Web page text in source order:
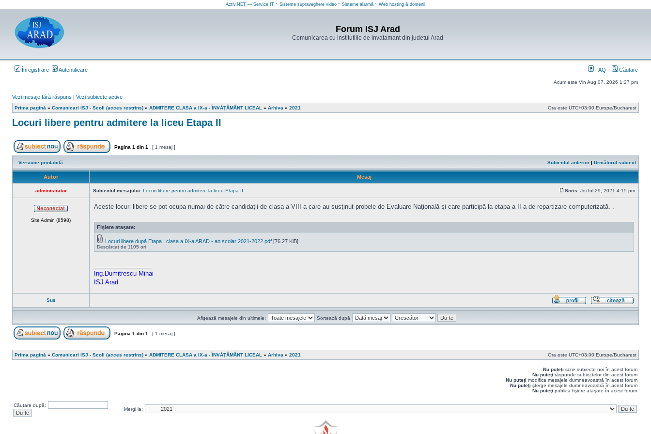
Activ.NET — Service IT ~ Sisteme supraveghere video ~ Sisteme alarmă ~ Web hosting & domenii
Forum ISJ Arad
Comunicarea cu institutiile de invatamant din judetul Arad
Înregistrare Autentificare FAQ Căutare
Acum este Vin Aug 07, 2026 1:27 pm
Vezi mesaje fără răspuns | Vezi subiecte active
Prima pagină » Comunicari ISJ - Scoli (acces restrins) » ADMITERE CLASA a IX-a - ÎNVĂŢĂMÂNT LICEAL » Arhiva » 2021 Ora este UTC+03:00 Europe/Bucharest
Locuri libere pentru admitere la liceu Etapa II
Scrie un subiect nou Răspunde la subiect
Pagina 1 din 1 [ 1 mesaj ]
Versiune printabilă Subiectul anterior | Următorul subiect
Autor Mesaj
administrator Subiectul mesajului: Locuri libere pentru admitere la liceu Etapa II
Scris: Joi Iul 29, 2021 4:15 pm
Site Admin (8598)
Aceste locuri libere se pot ocupa numai de către candidaţii de clasa a VIII-a care au susţinut probele de Evaluare Naţională şi care participă la etapa a II-a de repartizare computerizată. .
Fişiere ataşate:
Locuri libere după Etapa I clasa a IX-a ARAD - an scolar 2021-2022.pdf [76.27 KiB]
Descărcat de 1105 ori
Ing.Dumitrescu Mihai
ISJ Arad
Sus
cu
Profil
Afişează mesajele din ultimele:
Sortează după
Pagina 1 din 1 [ 1 mesaj ]
Prima pagină » Comunicari ISJ - Scoli (acces restrins) » ADMITERE CLASA a IX-a - ÎNVĂŢĂMÂNT LICEAL » Arhiva » 2021 Ora este UTC+03:00 Europe/Bucharest
Nu puteţi scrie subiecte noi în acest forum
Nu puteţi răspunde subiectelor din acest forum
Nu puteţi modifica mesajele dumneavoastră în acest forum
Nu puteţi şterge mesajele dumneavoastră în acest forum
Nu puteţi publica fişiere ataşate în acest forum
Căutare după:
Mergi la: